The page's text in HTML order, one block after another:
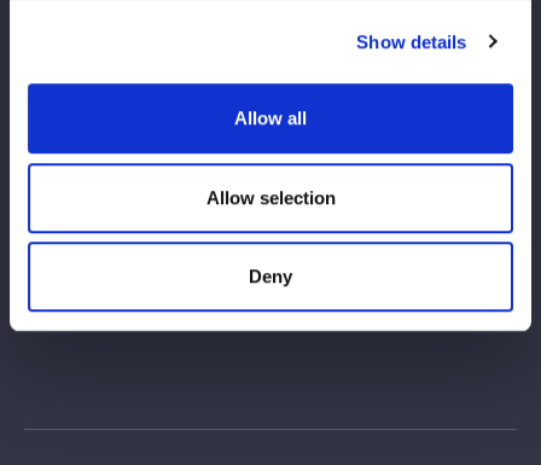
Show details
Allow all
Allow selection
Deny